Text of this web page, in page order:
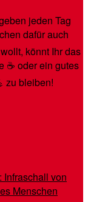
jeden Tag
dafür auch
könnt Ihr das
☕️ oder ein gutes
zu bleiben!
Infraschall von
Menschen